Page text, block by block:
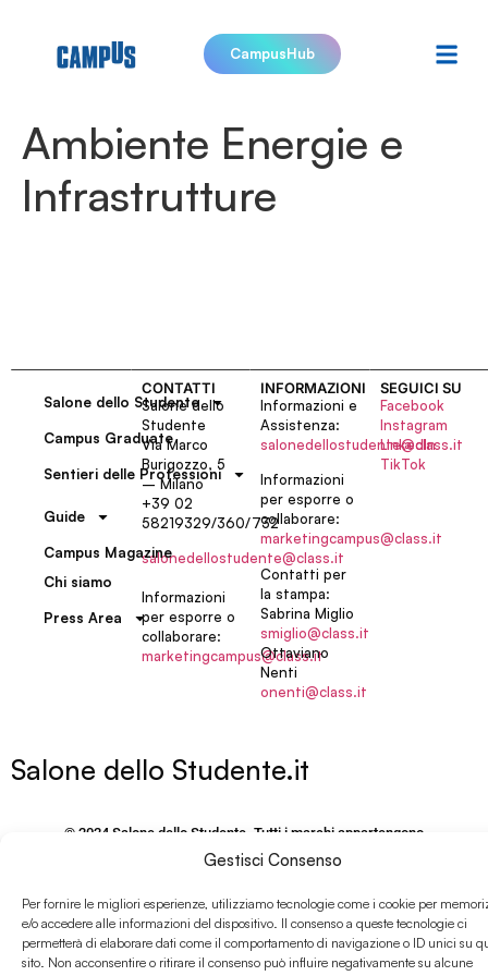
Gestisci Consenso
Per fornire le migliori esperienze, utilizziamo tecnologie come i cookie per
e/o accedere alle informazioni del dispositivo. Il consenso a queste tecnologie ci
permetterà di elaborare dati come il comportamento di navigazione o ID unici su
sito. Non acconsentire o ritirare il consenso può influire negativamente su alcune
CampusHub
Ambiente Energie e
Infrastrutture
Salone dello Studente
Campus Graduate
Sentieri delle Professioni
Guide
Campus Magazine
Chi siamo
Press Area
CONTATTI
Salone dello
Studente
Via Marco
Burigozzo, 5
– Milano
+39 02
58219329/360/732
salonedellostudente@class.it
Informazioni
per esporre o
collaborare:
marketingcampus@class.it
INFORMAZIONI
Informazioni e
Assistenza:
salonedellostudente@class.it
Informazioni
per esporre o
collaborare:
marketingcampus@class.it
Contatti per
la stampa:
Sabrina Miglio
smiglio@class.it
Ottaviano
Nenti
onenti@class.it
SEGUICI SU
Facebook
Instagram
LinkedIn
TikTok
Salone dello Studente.it
© 2024 Salone dello Studente. Tutti i marchi appartengono
ai rispettivi titolari.
Editori S.r.l.
via M. Burigozzo 5 – 20122, Milano, email: Dpo@Class.It
P.IVA e CF 09406120155